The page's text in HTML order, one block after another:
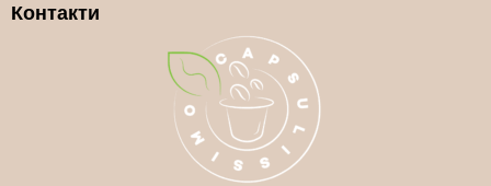
КАФЕ КАПСУЛА
СИСТЕМА
Nespresso
Контакти